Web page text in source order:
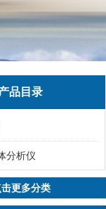
品目录
分析仪
击更多分类